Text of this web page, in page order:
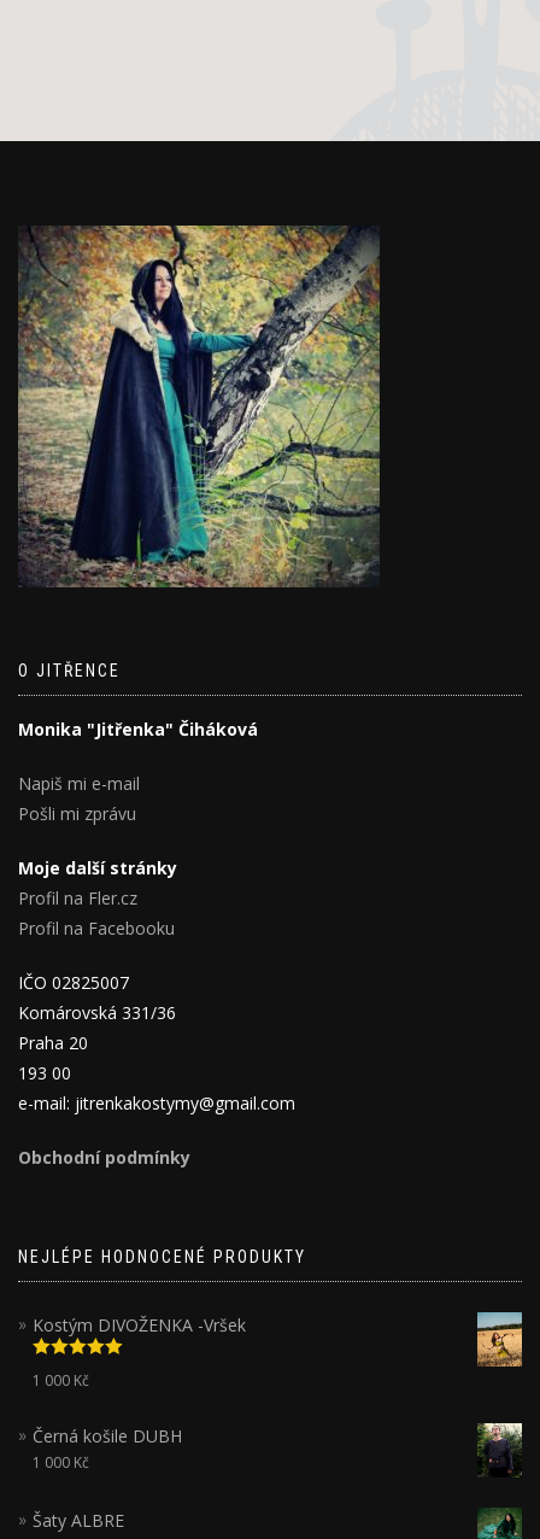
O JITŘENCE
Monika "Jitřenka" Čiháková
Napiš mi e-mail
Pošli mi zprávu
Moje další stránky
Profil na Fler.cz
Profil na Facebooku
IČO 02825007
Komárovská 331/36
Praha 20
193 00
e-mail: jitrenkakostymy@gmail.com
Obchodní podmínky
NEJLÉPE HODNOCENÉ PRODUKTY
Kostým DIVOŽENKA -Vršek
5.00z 5
1 000 Kč
Černá košile DUBH
1 000 Kč
Šaty ALBRE